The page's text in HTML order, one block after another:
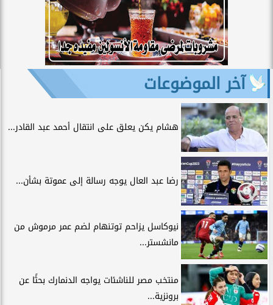
آخر الموضوعات
هشام يكن يعلق على انتقال أحمد عبد القادر...
رضا عبد العال يوجه رسالة إلى عموتة بشأن...
نيوكاسل يزاحم توتنهام لضم عمر مرموش من
مانشستر...
منتخب مصر للناشئات يواجه الدنمارك بحثًا عن
برونزية...